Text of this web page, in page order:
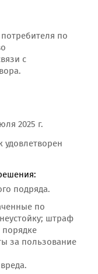
по
с
2025 г.
удовлетворен
подряда.
по
штраф
за пользование